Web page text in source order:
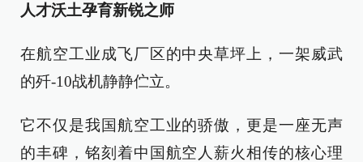
人才沃土孕育新锐之师
在航空工业成飞厂区的中央草坪上，一架威武
的歼-10战机静静伫立。
它不仅是我国航空工业的骄傲，更是一座无声
的丰碑，铭刻着中国航空人薪火相传的核心理